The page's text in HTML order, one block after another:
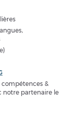
compétences &
notre partenaire le